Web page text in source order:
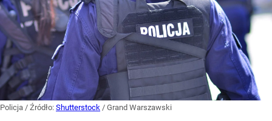
Policja / Źródło: Shutterstock / Grand Warszawski